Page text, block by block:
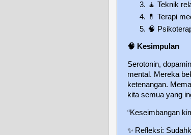
🧘 Teknik
💊 Terapi
🧠
🧠 Kesimpulan
Serotonin,
mental. Mereka
ketenangan.
kita semua yang
“Keseimbangan
✨ Refleksi: